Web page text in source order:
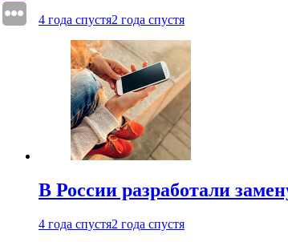
4 года спустя2 года спустя
В России разработали
4 года спустя2 года спустя